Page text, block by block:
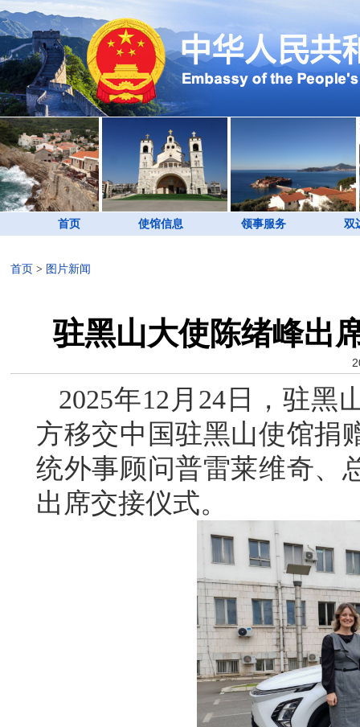
首页 使馆信息 领事服务 双
首页 > 图片新闻
驻黑山大使陈绪峰出
2025年12月24日，驻黑
方移交中国驻黑山使馆捐
统外事顾问普雷莱维奇、
出席交接仪式。